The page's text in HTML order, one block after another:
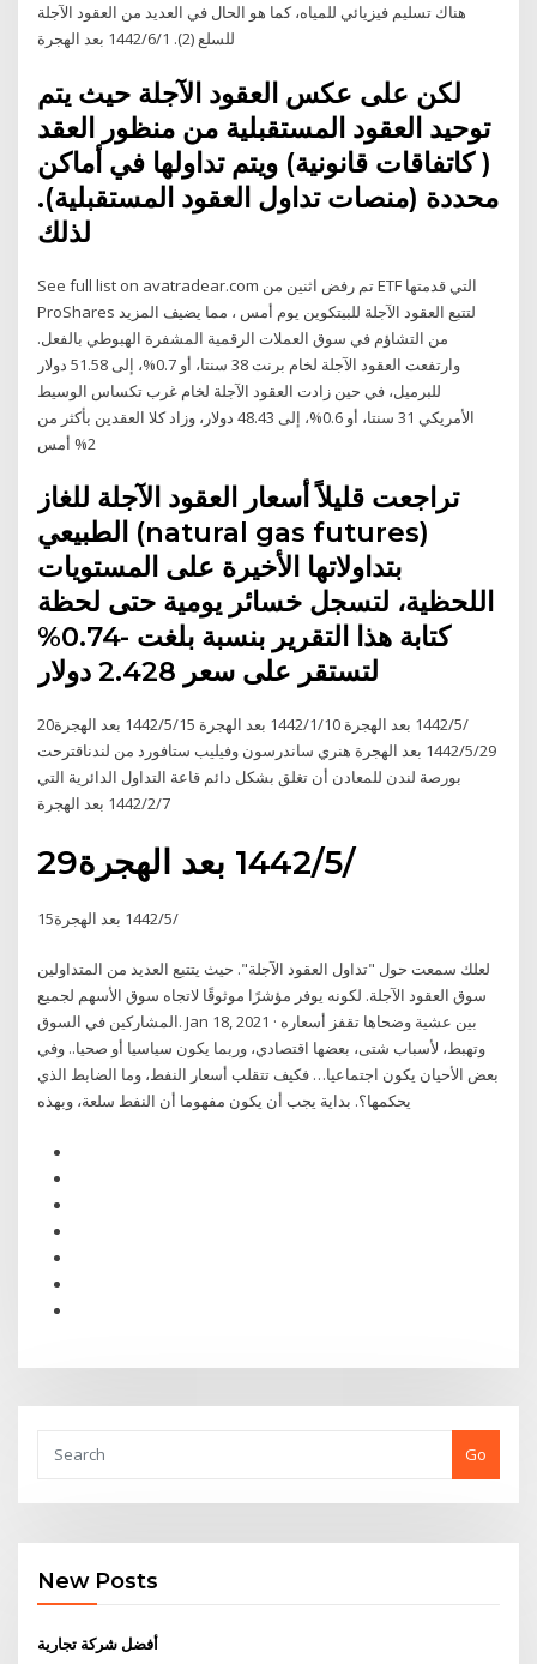
هناك تسليم فيزيائي للمياه، كما هو الحال في العديد من العقود الآجلة
للسلع (2). 1‏‏/6‏‏/1442 بعد الهجرة
لكن على عكس العقود الآجلة حيث يتم
توحيد العقود المستقبلية من منظور العقد
( كاتفاقات قانونية) ويتم تداولها في أماكن
محددة (منصات تداول العقود المستقبلية).
See full list on avatradear.com تم رفض اثنين من ETF التي قدمتها
ProShares لتتبع العقود الآجلة للبيتكوين يوم أمس ، مما يضيف المزيد
من التشاؤم في سوق العملات الرقمية المشفرة الهبوطي بالفعل.
وارتفعت العقود الآجلة لخام برنت 38 سنتا، أو 0.7%، إلى 51.58 دولار
للبرميل، في حين زادت العقود الآجلة لخام غرب تكساس الوسيط
الأمريكي 31 سنتا، أو 0.6%، إلى 48.43 دولار، وزاد كلا العقدين بأكثر من
2% أمس
تراجعت قليلاً أسعار العقود الآجلة للغاز
الطبيعي (natural gas futures)
بتداولاتها الأخيرة على المستويات
اللحظية، لتسجل خسائر يومية حتى لحظة
كتابة هذا التقرير بنسبة بلغت -0.74%
لتستقر على سعر 2.428 دولار
20‏‏/5‏‏/1442 بعد الهجرة 10‏‏/1‏‏/1442 بعد الهجرة 15‏‏/5‏‏/1442 بعد الهجرة
29‏‏/5‏‏/1442 بعد الهجرة هنري ساندرسون وفيليب ستافورد من لندناقترحت
بورصة لندن للمعادن أن تغلق بشكل دائم قاعة التداول الدائرية التي
7‏‏/2‏‏/1442 بعد الهجرة
29‏‏/5‏‏/1442 بعد الهجرة
15‏‏/5‏‏/1442 بعد الهجرة
لعلك سمعت حول "تداول العقود الآجلة". حيث يتتبع العديد من المتداولين
سوق العقود الآجلة. لكونه يوفر مؤشرًا موثوقًا لاتجاه سوق الأسهم لجميع
المشاركين في السوق. Jan 18, 2021 · بين عشية وضحاها تقفز أسعاره
وتهبط، لأسباب شتى، بعضها اقتصادي، وربما يكون سياسيا أو صحيا.. وفي
بعض الأحيان يكون اجتماعيا… فكيف تتقلب أسعار النفط، وما الضابط الذي
يحكمها؟. بداية يجب أن يكون مفهوما أن النفط سلعة، وبهذه
Go
New Posts
أفضل شركة تجارية